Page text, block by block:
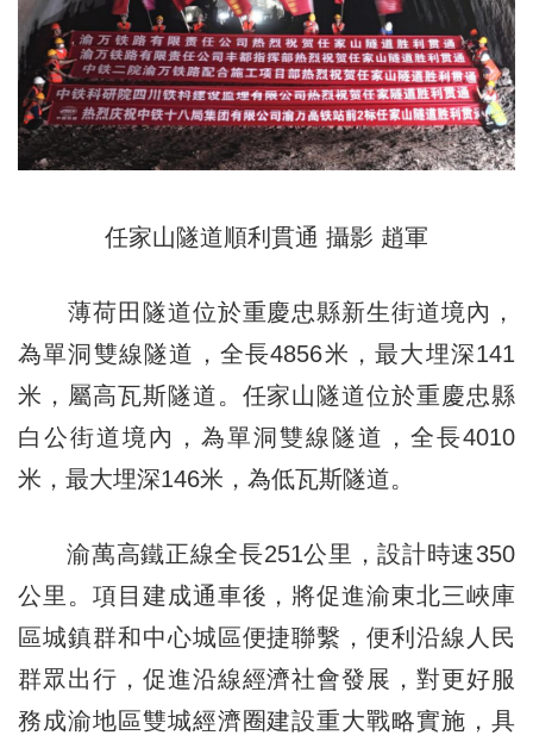
任家山隧道順利貫通 攝影 趙軍
薄荷田隧道位於重慶忠縣新生街道境內，
為單洞雙線隧道，全長4856米，最大埋深141
米，屬高瓦斯隧道。任家山隧道位於重慶忠縣
白公街道境內，為單洞雙線隧道，全長4010
米，最大埋深146米，為低瓦斯隧道。
渝萬高鐵正線全長251公里，設計時速350
公里。項目建成通車後，將促進渝東北三峽庫
區城鎮群和中心城區便捷聯繫，便利沿線人民
群眾出行，促進沿線經濟社會發展，對更好服
務成渝地區雙城經濟圈建設重大戰略實施，具